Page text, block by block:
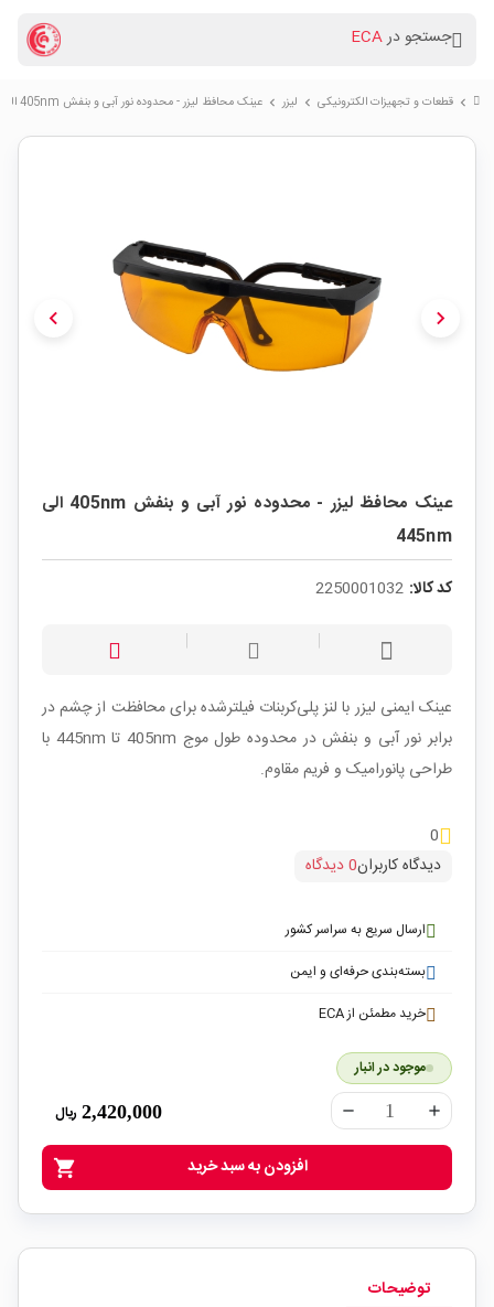
جستجو درECA
chevron_right قطعات و تجهیزات الکترونیکی chevron_right لیزر chevron_right عینک محافظ لیزر - محدوده نور آبی و بنفش 405nm الی 445nm
chevron_left chevron_right
عینک محافظ لیزر - محدوده نور آبی و بنفش 405nm الی
445nm
کد کالا: 2250001032
عینک ایمنی لیزر با لنز پلی‌کربنات فیلترشده برای محافظت از چشم در
برابر نور آبی و بنفش در محدوده طول موج 405nm تا 445nm با
طراحی پانورامیک و فریم مقاوم.
0
دیدگاه کاربران0 دیدگاه
ارسال سریع به سراسر کشور
بسته‌بندی حرفه‌ای و ایمن
خرید مطمئن از ECA
موجود در انبار
remove add
2,420,000 ریال
shopping_cart افزودن به سبد خرید
توضیحات